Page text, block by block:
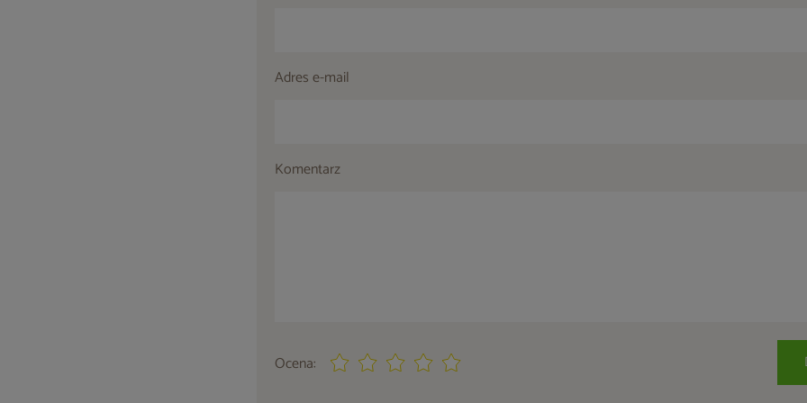
Adres e-mail
Komentarz
Ocena: